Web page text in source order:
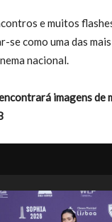
e muitos
se como uma das
nacional.
imagens de